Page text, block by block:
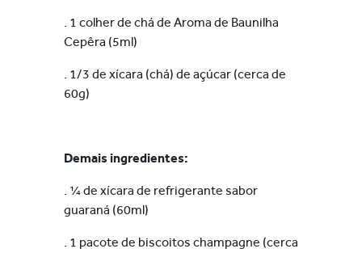
. 1 colher de chá de Aroma de Baunilha
Cepêra (5ml)
. 1/3 de xícara (chá) de açúcar (cerca de
60g)
Demais ingredientes:
. ¼ de xícara de refrigerante sabor
guaraná (60ml)
. 1 pacote de biscoitos champagne (cerca